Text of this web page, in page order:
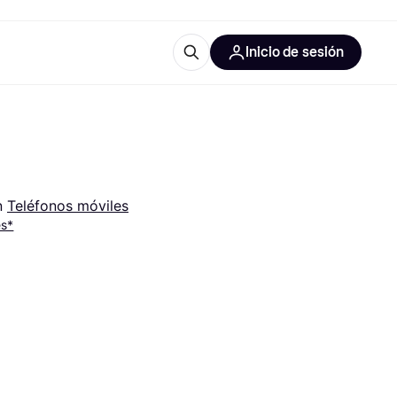
Inicio de sesión
Teléfonos móviles